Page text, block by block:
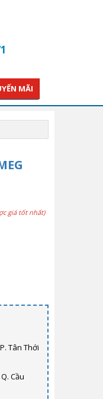
MÃI
giá tốt nhất)
Tân Thới
Cầu